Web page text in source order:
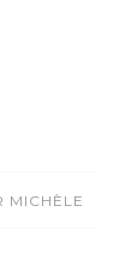
MICHÈLE